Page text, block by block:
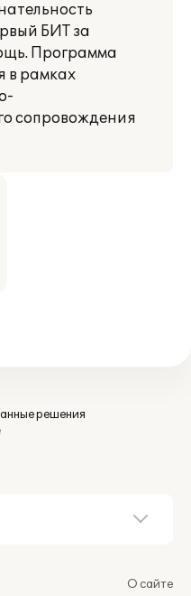
БИТ за
Программа
в рамках
сопровождения
решения
О сайте